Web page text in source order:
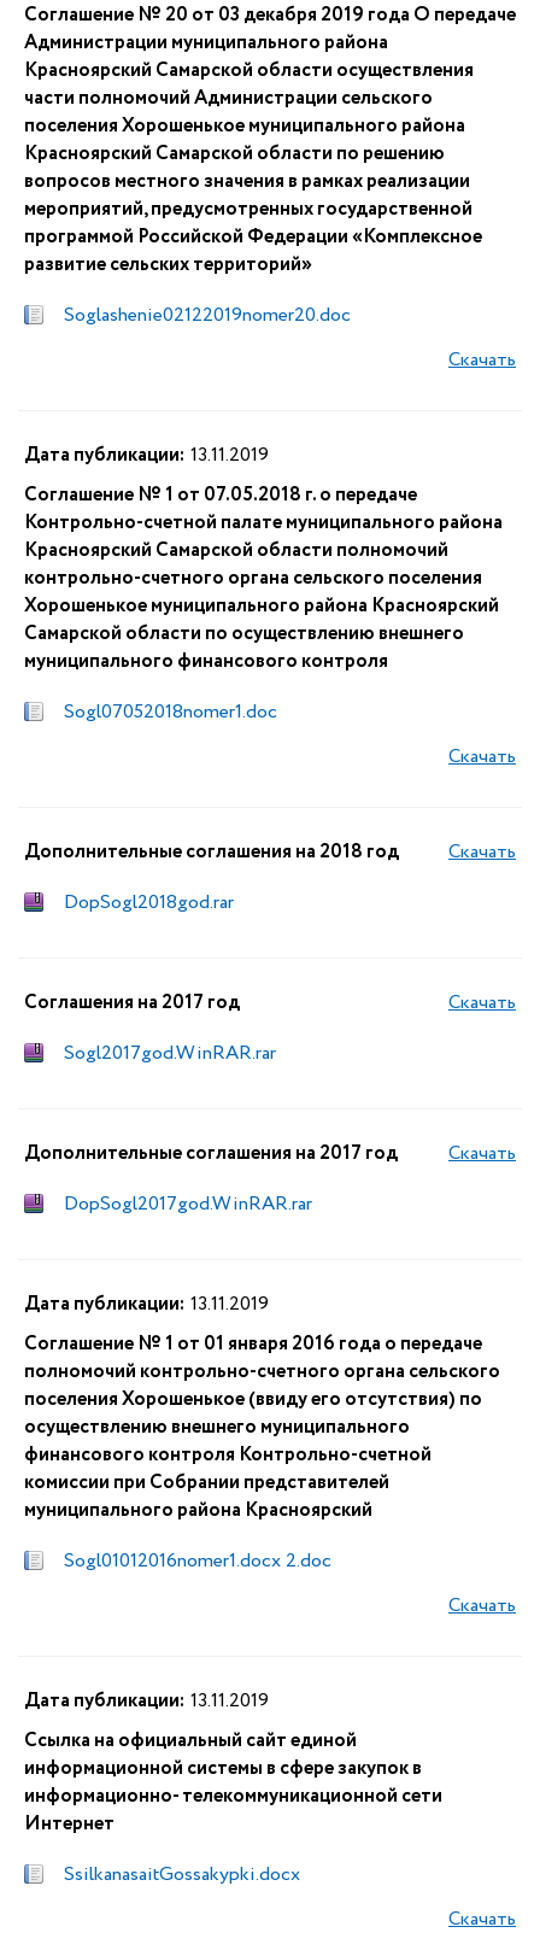
Соглашение № 20 от 03 декабря 2019 года О передаче
Администрации муниципального района
Красноярский Самарской области осуществления
части полномочий Администрации сельского
поселения Хорошенькое муниципального района
Красноярский Самарской области по решению
вопросов местного значения в рамках реализации
мероприятий, предусмотренных государственной
программой Российской Федерации «Комплексное
развитие сельских территорий»
Soglashenie02122019nomer20.doc
Скачать
Дата публикации: 13.11.2019
Соглашение № 1 от 07.05.2018 г. о передаче
Контрольно-счетной палате муниципального района
Красноярский Самарской области полномочий
контрольно-счетного органа сельского поселения
Хорошенькое муниципального района Красноярский
Самарской области по осуществлению внешнего
муниципального финансового контроля
Sogl07052018nomer1.doc
Скачать
Дополнительные соглашения на 2018 год
DopSogl2018god.rar
Скачать
Соглашения на 2017 год
Sogl2017god.WinRAR.rar
Скачать
Дополнительные соглашения на 2017 год
DopSogl2017god.WinRAR.rar
Скачать
Дата публикации: 13.11.2019
Соглашение № 1 от 01 января 2016 года о передаче
полномочий контрольно-счетного органа сельского
поселения Хорошенькое (ввиду его отсутствия) по
осуществлению внешнего муниципального
финансового контроля Контрольно-счетной
комиссии при Собрании представителей
муниципального района Красноярский
Sogl01012016nomer1.docx 2.doc
Скачать
Дата публикации: 13.11.2019
Ссылка на официальный сайт единой
информационной системы в сфере закупок в
информационно- телекоммуникационной сети
Интернет
SsilkanasaitGossakypki.docx
Скачать